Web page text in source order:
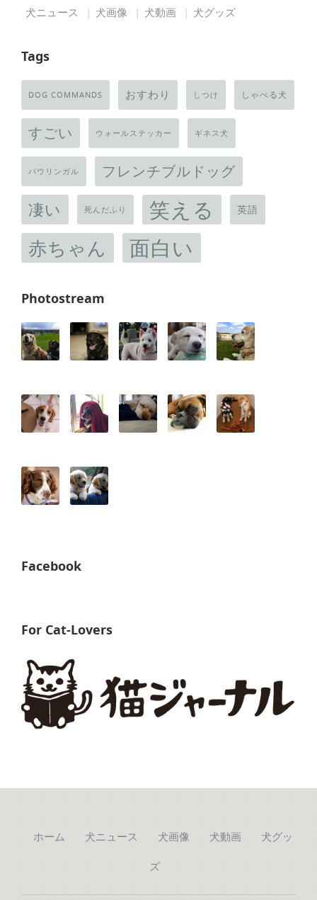
犬ニュース 犬画像 犬動画 犬グッズ
Tags
DOG COMMANDS おすわり しつけ しゃべる犬
すごい ウォールステッカー ギネス犬
バウリンガル フレンチブルドッグ
凄い 死んだふり 笑える 英語
赤ちゃん 面白い
Photostream
Facebook
For Cat-Lovers
ホーム 犬ニュース 犬画像 犬動画 犬グッ
ズ